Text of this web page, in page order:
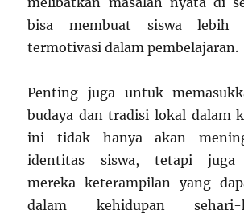
bisa membuat siswa lebih
termotivasi dalam pembelajaran.
Penting juga untuk
budaya dan tradisi lokal dalam
ini tidak hanya akan
identitas siswa, tetapi juga
mereka keterampilan yang
dalam kehidupan